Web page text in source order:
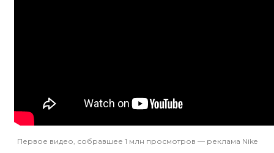
Первое видео, собравшее 1 млн просмотров — реклама Nike